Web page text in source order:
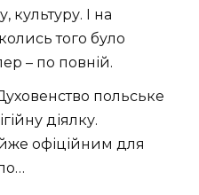
культуру. І на
того було
– по повній.
польське
діялку.
офіційним для